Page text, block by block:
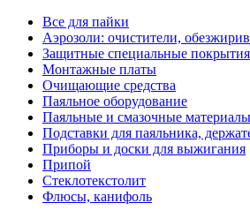
Все для пайки
Аэрозоли: очистители,
Защитные специальные покрытия
Монтажные платы
Очищающие средства
Паяльное оборудование
Паяльные и смазочные материалы
Подставки для паяльника,
Приборы и доски для выжигания
Припой
Стеклотекстолит
Флюсы, канифоль